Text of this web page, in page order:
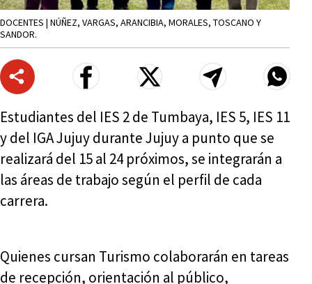
DOCENTES | NÚÑEZ, VARGAS, ARANCIBIA, MORALES, TOSCANO Y
SANDOR.
Estudiantes del IES 2 de Tumbaya, IES 5, IES 11
y del IGA Jujuy durante Jujuy a punto que se
realizará del 15 al 24 próximos, se integrarán a
las áreas de trabajo según el perfil de cada
carrera.
Quienes cursan Turismo colaborarán en tareas
de recepción, orientación al público,